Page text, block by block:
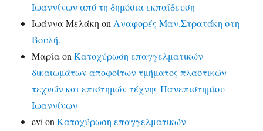
Ιωαννίνων από τη δημόσια εκπαίδευση
Ιωάννα Μελάκη on Αναφορές Μαν.Στρατάκη στη
Βουλή.
ΜαρίαonΚατοχύρωση επαγγελματικών
δικαιωμάτων αποφοίτων τμήματος πλαστικών
τεχνών και επιστημών τέχνης Πανεπιστημίου
Ιωαννίνων
evi onΚατοχύρωση επαγγελματικών